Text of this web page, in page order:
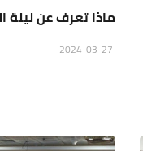
ماذا تعرف عن ليلة